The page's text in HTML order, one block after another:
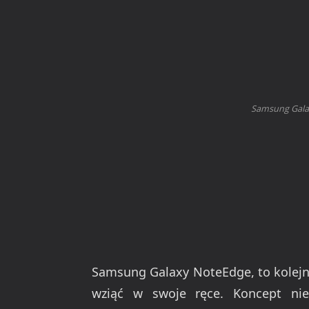
Samsung
Samsung Galaxy NoteEdge, to
wziąć w swoje ręce. Koncept